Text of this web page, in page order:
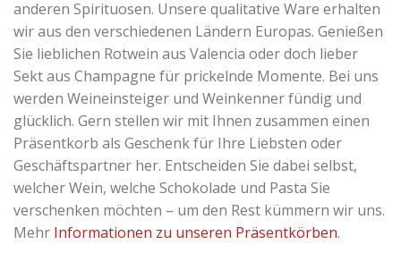
anderen Spirituosen. Unsere qualitative Ware erhalten
wir aus den verschiedenen Ländern Europas. Genießen
Sie lieblichen Rotwein aus Valencia oder doch lieber
Sekt aus Champagne für prickelnde Momente. Bei uns
werden Weineinsteiger und Weinkenner fündig und
glücklich. Gern stellen wir mit Ihnen zusammen einen
Präsentkorb als Geschenk für Ihre Liebsten oder
Geschäftspartner her. Entscheiden Sie dabei selbst,
welcher Wein, welche Schokolade und Pasta Sie
verschenken möchten – um den Rest kümmern wir uns.
Mehr Informationen zu unseren Präsentkörben.